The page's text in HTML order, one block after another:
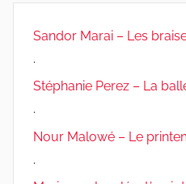
Sandor Marai – Les
.
Stéphanie Perez – La
.
Nour Malowé – Le
.